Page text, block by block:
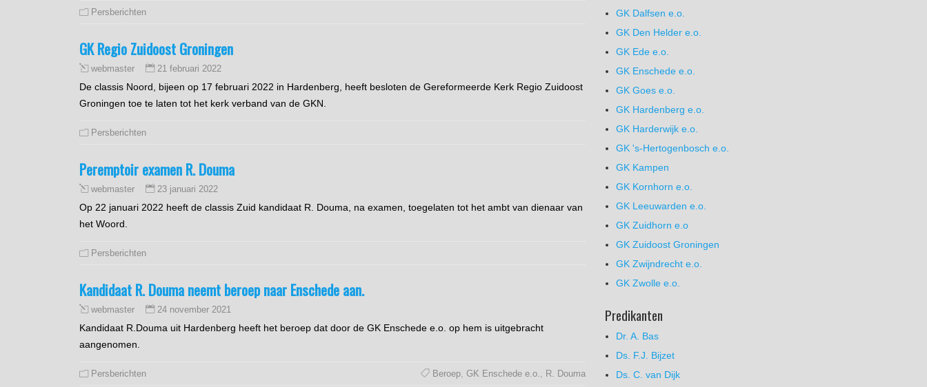
Persberichten
GK Regio Zuidoost Groningen
webmaster 21 februari 2022
De classis Noord, bijeen op 17 februari 2022 in Hardenberg, heeft besloten de Gereformeerde Kerk Regio Zuidoost
Groningen toe te laten tot het kerk verband van de GKN.
Persberichten
Peremptoir examen R. Douma
webmaster 23 januari 2022
Op 22 januari 2022 heeft de classis Zuid kandidaat R. Douma, na examen, toegelaten tot het ambt van dienaar van
het Woord.
Persberichten
Kandidaat R. Douma neemt beroep naar Enschede aan.
webmaster 24 november 2021
Kandidaat R.Douma uit Hardenberg heeft het beroep dat door de GK Enschede e.o. op hem is uitgebracht
aangenomen.
Persberichten Beroep, GK Enschede e.o. R. Douma
GK Dalfsen e.o.
GK Den Helder e.o.
GK Ede e.o.
GK Enschede e.o.
GK Goes e.o.
GK Hardenberg e.o.
GK Harderwijk e.o.
GK 's-Hertogenbosch e.o.
GK Kampen
GK Kornhorn e.o.
GK Leeuwarden e.o.
GK Zuidhorn e.o
GK Zuidoost Groningen
GK Zwijndrecht e.o.
GK Zwolle e.o.
Predikanten
Dr. A. Bas
Ds. F.J. Bijzet
Ds. C. van Dijk